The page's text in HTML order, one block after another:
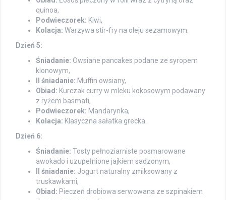
quinoa,
Podwieczorek: Kiwi,
Kolacja: Warzywa stir-fry na oleju sezamowym.
Dzień 5:
Śniadanie: Owsiane pancakes podane ze syropem
klonowym,
II śniadanie: Muffin owsiany,
Obiad: Kurczak curry w mleku kokosowym podawany
z ryżem basmati,
Podwieczorek: Mandarynka,
Kolacja: Klasyczna sałatka grecka.
Dzień 6:
Śniadanie: Tosty pełnoziarniste posmarowane
awokado i uzupełnione jajkiem sadzonym,
II śniadanie: Jogurt naturalny zmiksowany z
truskawkami,
Obiad: Pieczeń drobiowa serwowana ze szpinakiem